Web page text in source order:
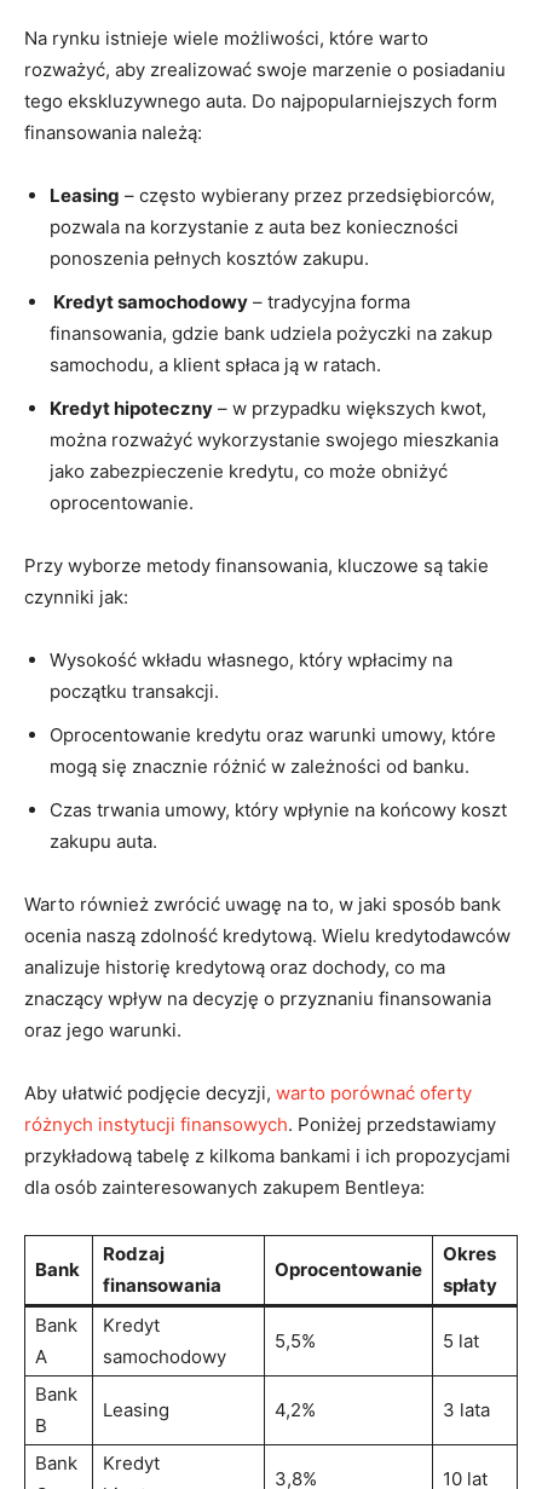
Na rynku istnieje wiele możliwości, które warto
rozważyć, aby zrealizować swoje marzenie o posiadaniu
tego‍ ekskluzywnego auta. Do najpopularniejszych form
⁢finansowania należą:
Leasing – często wybierany ⁢przez‌ przedsiębiorców,
pozwala na korzystanie z auta⁣ bez ⁢konieczności
ponoszenia pełnych kosztów zakupu.
‌ Kredyt ⁣samochodowy – tradycyjna forma
finansowania, gdzie⁢ bank udziela pożyczki⁣ na zakup
⁣samochodu, a klient⁤ spłaca⁤ ją w ratach.
Kredyt​ hipoteczny – ‍w przypadku większych kwot,
można rozważyć ‌wykorzystanie swojego mieszkania
jako ‌zabezpieczenie kredytu, co ⁢może obniżyć
oprocentowanie.
Przy wyborze metody finansowania, kluczowe są⁣ takie
czynniki jak:
Wysokość wkładu​ własnego,‌ który ​wpłacimy na⁣
początku transakcji.
Oprocentowanie ⁣kredytu​ oraz warunki umowy,‍ które‍
mogą ⁤się znacznie różnić w zależności od banku.
Czas trwania umowy, który wpłynie na‌ końcowy ‌koszt
zakupu⁤ auta.
Warto ⁢również zwrócić uwagę na to, w jaki sposób bank
ocenia naszą​ zdolność ⁢kredytową.⁤ Wielu kredytodawców
analizuje historię kredytową oraz dochody, ⁣co ma ​
znaczący wpływ na​ decyzję o przyznaniu finansowania⁤
oraz jego ⁤warunki.
Aby ułatwić podjęcie decyzji, warto porównać oferty
różnych instytucji finansowych. Poniżej przedstawiamy
przykładową⁢ tabelę z ⁤kilkoma bankami ⁤i ich propozycjami
dla osób zainteresowanych zakupem ‍Bentleya:
Bank
Rodzaj
finansowania
Oprocentowanie
Okres
spłaty
Bank ​
A
Kredyt
samochodowy
5,5% 5 ⁢lat
Bank
B
Leasing 4,2% 3 lata
Bank
Kredyt
3,8% 10 lat